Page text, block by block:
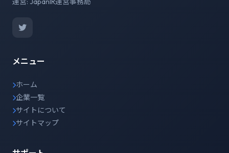
メニュー
ホーム
企業一覧
サイトについて
サイトマップ